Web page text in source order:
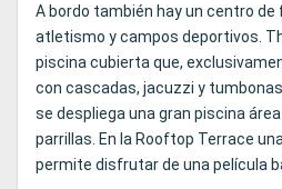
A bordo también hay un centro
atletismo y campos deportivos.
piscina cubierta que,
con cascadas, jacuzzi y
se despliega una gran piscina
parrillas. En la Rooftop Terrace
permite disfrutar de una película